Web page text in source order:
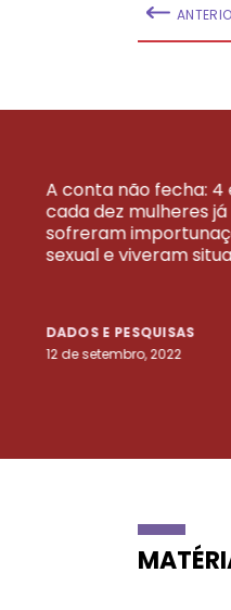
A conta não fecha: 4
cada dez mulheres já
sofreram
sexual e viveram
DADOS E PESQUISAS
12 de setembro, 2022